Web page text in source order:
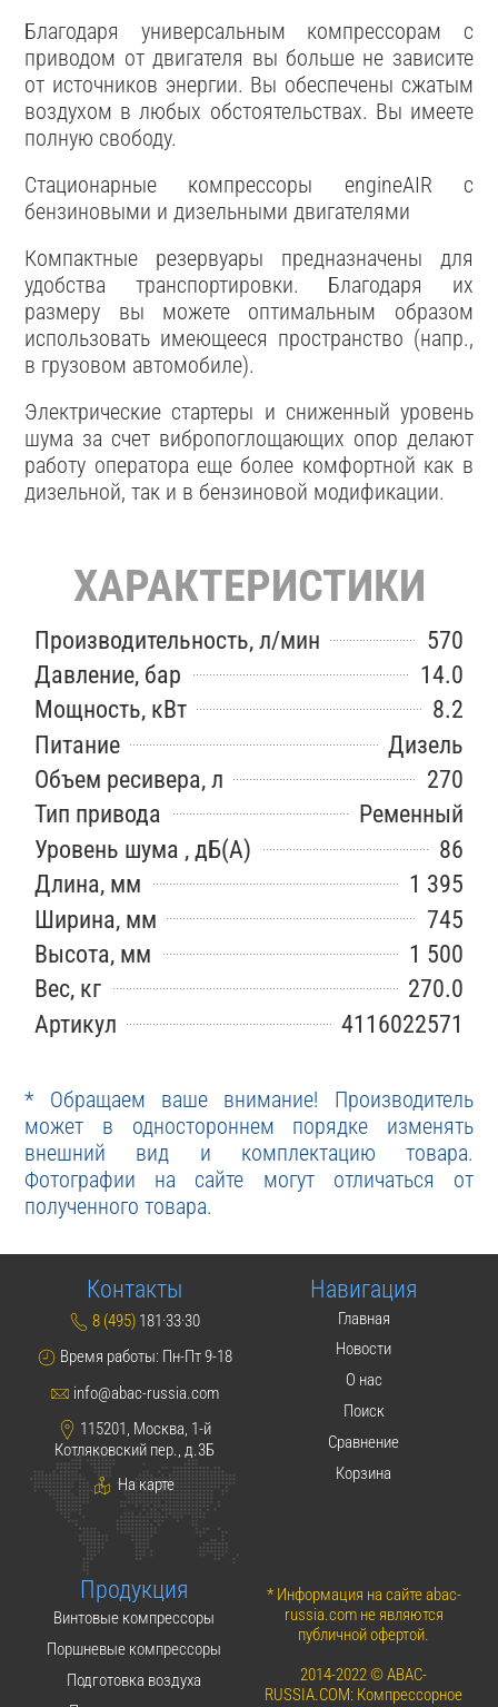
Благодаря универсальным компрессорам с
приводом от двигателя вы больше не зависите
от источников энергии. Вы обеспечены сжатым
воздухом в любых обстоятельствах. Вы имеете
полную свободу.
Стационарные компрессоры engineAIR с
бензиновыми и дизельными двигателями
Компактные резервуары предназначены для
удобства транспортировки. Благодаря их
размеру вы можете оптимальным образом
использовать имеющееся пространство (напр.,
в грузовом автомобиле).
Электрические стартеры и сниженный уровень
шума за счет вибропоглощающих опор делают
работу оператора еще более комфортной как в
дизельной, так и в бензиновой модификации.
ХАРАКТЕРИСТИКИ
Производительность, л/мин
570
Давление, бар
14.0
Мощность, кВт
8.2
Питание
Дизель
Объем ресивера, л
270
Тип привода
Ременный
Уровень шума , дБ(А)
86
Длина, мм
1 395
Ширина, мм
745
Высота, мм
1 500
Вес, кг
270.0
Артикул
4116022571
* Обращаем ваше внимание! Производитель
может в одностороннем порядке изменять
внешний вид и комплектацию товара.
Фотографии на сайте могут отличаться от
полученного товара.
Контакты
8 (495) 181·33·30
Время работы: Пн-Пт 9-18
info@abac-russia.com
115201, Москва, 1-й
Котляковский пер., д.3Б
На карте
Навигация
Главная
Новости
О нас
Поиск
Сравнение
Корзина
Продукция
Винтовые компрессоры
Поршневые компрессоры
Подготовка воздуха
* Информация на сайте abac-
russia.com не являются
публичной офертой.
2014-2022 © ABAC-
RUSSIA.COM: Компрессорное